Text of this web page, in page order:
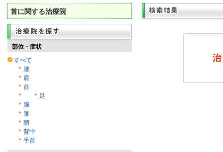
首に関する治療院
部位・症状
すべて
腰
肩
首
足
腕
膝
頭
背中
手首